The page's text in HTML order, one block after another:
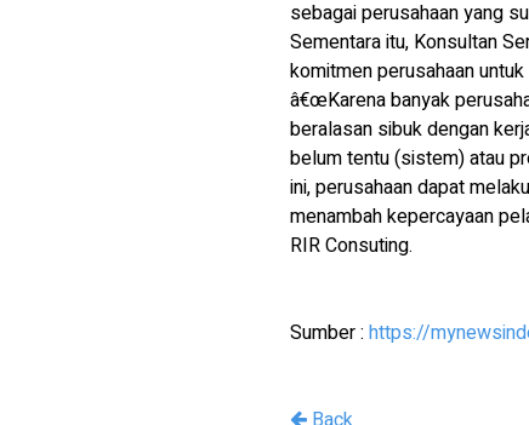
sebagai perusahaan yang
Sementara itu, Konsultan
komitmen perusahaan
â€œKarena banyak
beralasan sibuk dengan
belum tentu (sistem) atau
ini, perusahaan dapat
menambah kepercayaan
RIR Consuting.
Sumber : https://